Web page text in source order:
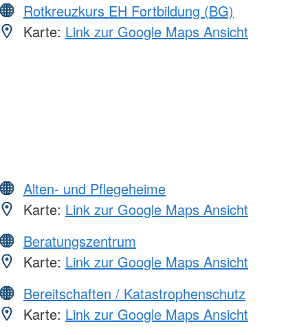
Rotkreuzkurs EH Fortbildung (BG)
Karte: Link zur Google Maps Ansicht
Alten- und Pflegeheime
Karte: Link zur Google Maps Ansicht
Beratungszentrum
Karte: Link zur Google Maps Ansicht
Bereitschaften / Katastrophenschutz
Karte: Link zur Google Maps Ansicht